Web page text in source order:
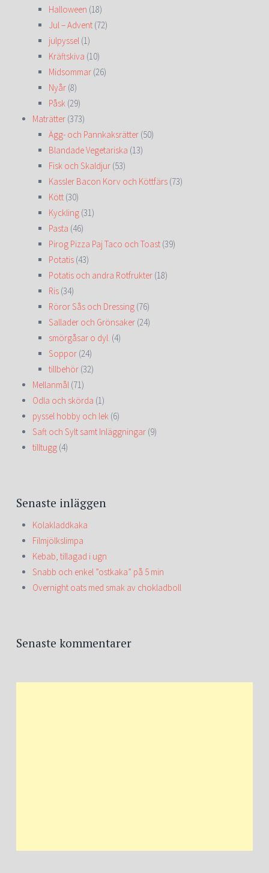
Halloween (18)
Jul – Advent (72)
julpyssel (1)
Kräftskiva (10)
Midsommar (26)
Nyår (8)
Påsk (29)
Maträtter (373)
Ägg- och Pannkaksrätter (50)
Blandade Vegetariska (13)
Fisk och Skaldjur (53)
Kassler Bacon Korv och Köttfärs (73)
Kött (30)
Kyckling (31)
Pasta (46)
Pirog Pizza Paj Taco och Toast (39)
Potatis (43)
Potatis och andra Rotfrukter (18)
Ris (34)
Röror Sås och Dressing (76)
Sallader och Grönsaker (24)
smörgåsar o dyl. (4)
Soppor (24)
tillbehör (32)
Mellanmål (71)
Odla och skörda (1)
pyssel hobby och lek (6)
Saft och Sylt samt Inläggningar (9)
tilltugg (4)
Senaste inläggen
Kolakladdkaka
Filmjölkslimpa
Kebab, tillagad i ugn
Snabb och enkel ”ostkaka” på 5 min
Overnight oats med smak av chokladboll
Senaste kommentarer